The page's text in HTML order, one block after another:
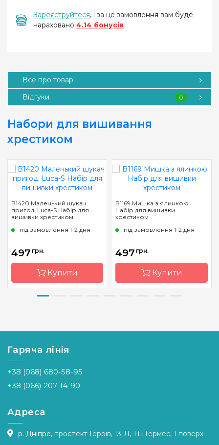
Зареєструйтеся, і за це замовлення вам буде
нараховано 4.14 бонусів
Все про товар
Відгуки
0
Набори для вишивання
хрестиком
B1420 Маленький шукач
пригод. Luca-S Набір для
вишивки хрестиком
під замовлення 1-2 дня
497 грн.
Купити
Країна
Молдова
Розмір
17 х 19 см
Канва
Aida 16
Zweigart
Зашивання
часткова
B1169 Мишка з ялинкою.
Набір для вишивки
хрестиком
під замовлення 1-2 дня
497 грн.
Купити
Країна
Молдова
Гаряча лінія
+38 (068) 680-58-95
+38 (066) 207-14-90
Адреса
р. Дніпро, проспект Героїв, 13-Л, ТЦ Гермес, 1 поверх